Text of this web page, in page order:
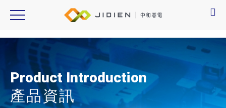
Product Introduction
產品資訊